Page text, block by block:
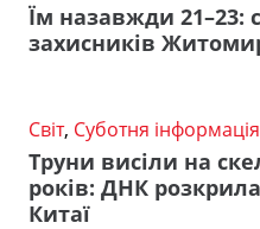
Їм назавжди 21–23:
захисників
Світ, Суботня інформація
Труни висіли на
років: ДНК
Китаї